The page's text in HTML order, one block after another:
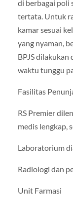
di berbagai poli
tertata. Untuk
kamar sesuai
yang nyaman,
BPJS
waktu tunggu
Fasilitas
RS Premier
medis lengkap,
Laboratorium
Radiologi dan
Unit Farmasi